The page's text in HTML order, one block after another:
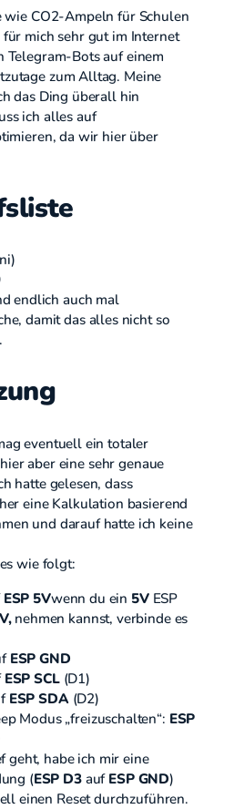
wie CO2-Ampeln für Schulen
mich sehr gut im Internet
Telegram-Bots auf einem
zum Alltag. Meine
das Ding überall hin
ich alles auf
da wir hier über
endlich auch mal
damit das alles nicht so
eventuell ein totaler
aber eine sehr genaue
hatte gelesen, dass
eine Kalkulation basierend
und darauf hatte ich keine
wie folgt:
ESP 5Vwenn du ein 5VESP
nehmen kannst, verbinde es
ESP GND
ESP SCL(D1)
ESP SDA(D2)
Modus „freizuschalten“: ESP
geht, habe ich mir eine
(ESP D3auf ESP GND)
einen Reset durchzuführen.